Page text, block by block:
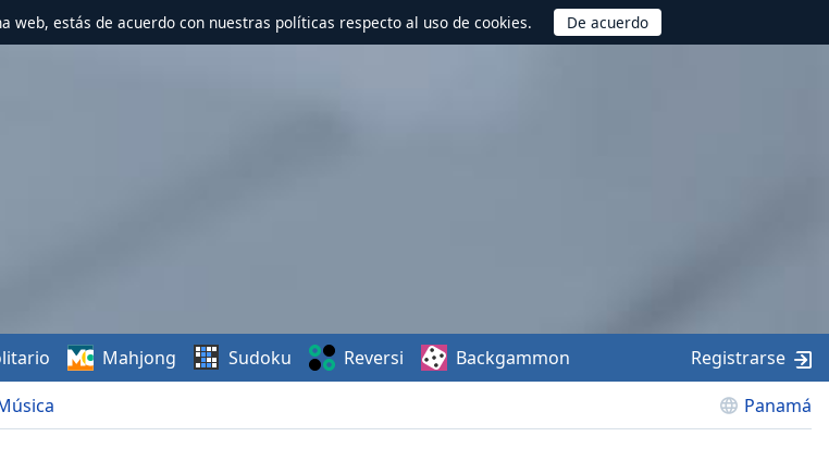
web, estás de acuerdo con nuestras políticas respecto al uso de cookies.
Panamá
Mahjong Sudoku Reversi Backgammon Registrarse